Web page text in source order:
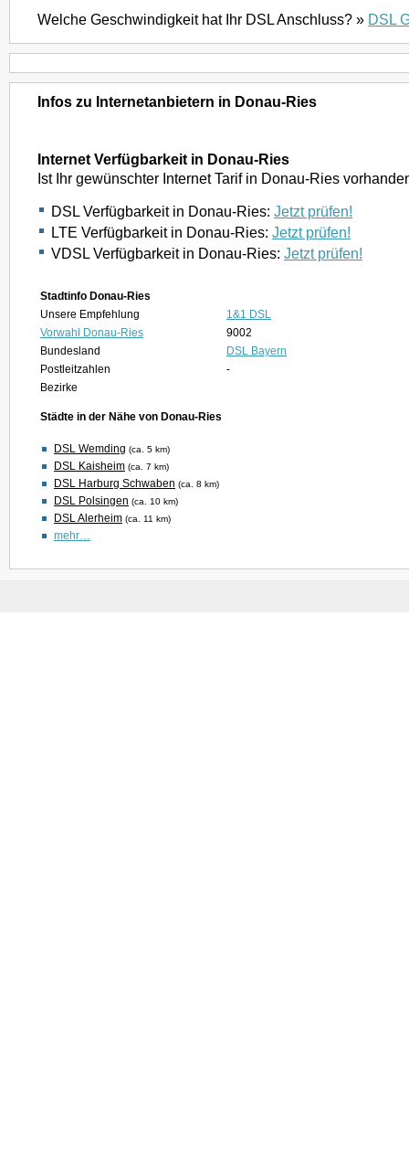
Welche Geschwindigkeit hat Ihr DSL Anschluss? » DSL
Infos zu Internetanbietern in Donau-Ries
Internet Verfügbarkeit in Donau-Ries
Ist Ihr gewünschter Internet Tarif in Donau-Ries
DSL Verfügbarkeit in Donau-Ries: Jetzt prüfen!
LTE Verfügbarkeit in Donau-Ries: Jetzt prüfen!
VDSL Verfügbarkeit in Donau-Ries: Jetzt prüfen!
Stadtinfo Donau-Ries
Unsere Empfehlung
1&1 DSL
Vorwahl Donau-Ries
9002
Bundesland
DSL Bayern
Postleitzahlen
-
Bezirke
Städte in der Nähe von Donau-Ries
DSL Wemding (ca. 5 km)
DSL Kaisheim (ca. 7 km)
DSL Harburg Schwaben (ca. 8 km)
DSL Polsingen (ca. 10 km)
DSL Alerheim (ca. 11 km)
mehr…